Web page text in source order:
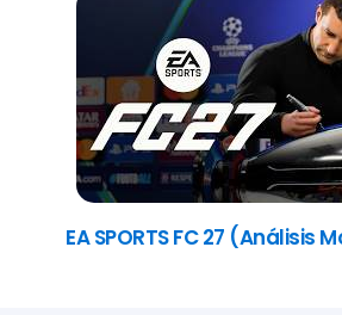
EA SPORTS FC 27 (Análisis